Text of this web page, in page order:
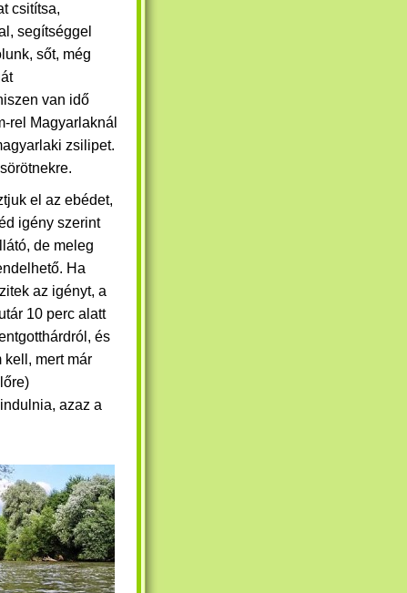
csitítsa,
segítséggel
sőt, még
van idő
rel Magyarlaknál
zsilipet.
el az ebédet,
igény szerint
de meleg
Ha
az igényt, a
10 perc alatt
és
kell, mert már
azaz a